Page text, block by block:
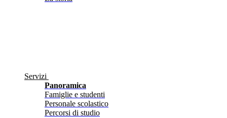
Servizi
Panoramica
Famiglie e studenti
Personale scolastico
Percorsi di studio